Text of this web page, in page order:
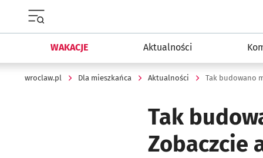
WAKACJE Aktualności
wroclaw.pl Dla mieszkańca Aktualności Tak budowano
Tak
Zobaczcie